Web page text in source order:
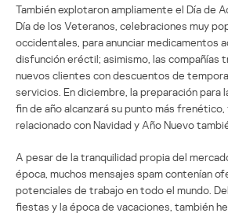
También explotaron ampliamente el Día de
Día de los Veteranos, celebraciones muy
occidentales, para anunciar medicamentos
disfunción eréctil; asimismo, las compañías
nuevos clientes con descuentos de
servicios. En diciembre, la preparación para
fin de año alcanzará su punto más
relacionado con Navidad y Año Nuevo
A pesar de la tranquilidad propia del
época, muchos mensajes spam contenían
potenciales de trabajo en todo el mundo.
fiestas y la época de vacaciones, también